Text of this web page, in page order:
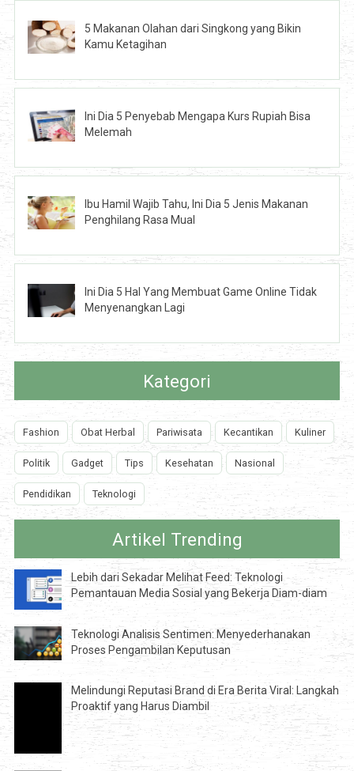
5 Makanan Olahan dari Singkong yang Bikin
Kamu Ketagihan
Ini Dia 5 Penyebab Mengapa Kurs Rupiah Bisa
Melemah
Ibu Hamil Wajib Tahu, Ini Dia 5 Jenis Makanan
Penghilang Rasa Mual
Ini Dia 5 Hal Yang Membuat Game Online Tidak
Menyenangkan Lagi
Kategori
Fashion Obat Herbal Pariwisata Kecantikan Kuliner
Politik Gadget Tips Kesehatan Nasional
Pendidikan Teknologi
Artikel Trending
Lebih dari Sekadar Melihat Feed: Teknologi
Pemantauan Media Sosial yang Bekerja Diam-diam
Teknologi Analisis Sentimen: Menyederhanakan
Proses Pengambilan Keputusan
Melindungi Reputasi Brand di Era Berita Viral: Langkah
Proaktif yang Harus Diambil